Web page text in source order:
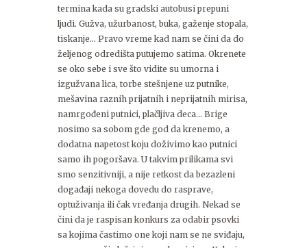
termina kada su gradski autobusi prepuni
ljudi. Gužva, užurbanost, buka, gaženje stopala,
tiskanje… Pravo vreme kad nam se čini da do
željenog odredišta putujemo satima. Okrenete
se oko sebe i sve što vidite su umorna i
izgužvana lica, torbe stešnjene uz putnike,
mešavina raznih prijatnih i neprijatnih mirisa,
namrgođeni putnici, plačljiva deca… Brige
nosimo sa sobom gde god da krenemo, a
dodatna napetost koju doživimo kao putnici
samo ih pogoršava. U takvim prilikama svi
smo senzitivniji, a nije retkost da bezazleni
događaji nekoga dovedu do rasprave,
optuživanja ili čak vređanja drugih. Nekad se
čini da je raspisan konkurs za odabir psovki
sa kojima častimo one koji nam se ne sviđaju,